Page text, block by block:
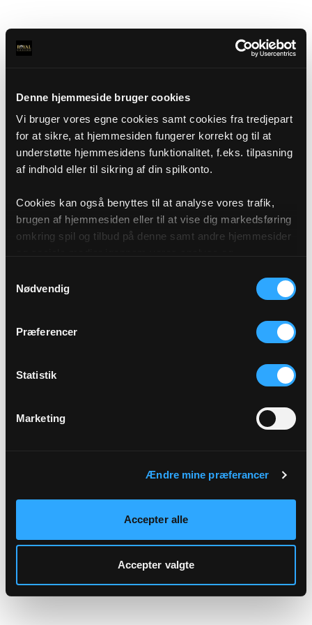
Denne hjemmeside bruger cookies
Vi bruger vores egne cookies samt cookies fra tredjepart
for at sikre, at hjemmesiden fungerer korrekt og til at
understøtte hjemmesidens funktionalitet, f.eks. tilpasning
af indhold eller til sikring af din spilkonto.
Cookies kan også benyttes til at analyse vores trafik,
brugen af hjemmesiden eller til at vise dig markedsføring
omkring spil og tilbud på denne samt andre hjemmesider
af cookies under "Detaljer" eller ved at klikke videre til
vores Cookiepolitik, som du finder i bunden af vores
Nødvendig
Præferencer
Statistik
Marketing
Ændre mine præferancer
Accepter alle
Accepter valgte